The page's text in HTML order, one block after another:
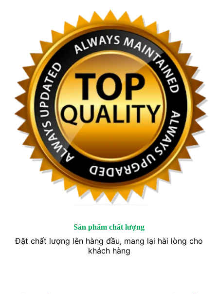
Sản phẩm chất lượng
Đặt chất lượng lên hàng đầu, mang lại hài lòng cho
khách hàng